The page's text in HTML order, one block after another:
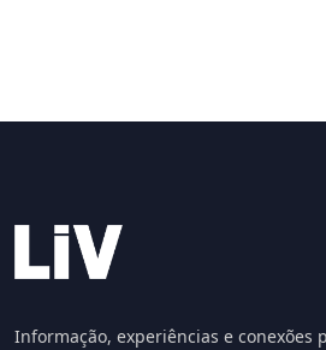
Informação, experiências e conexões